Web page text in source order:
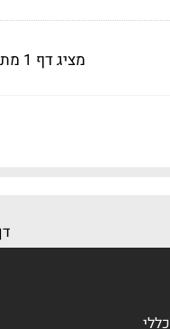
מציג דף 1 מתוך 71
כללי